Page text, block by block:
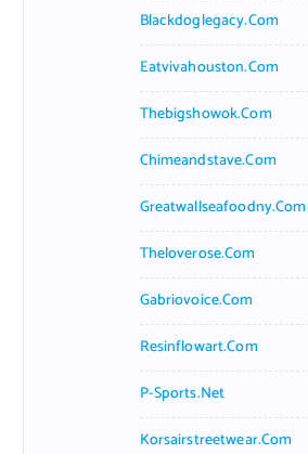
Blackdoglegacy.com
Eatvivahouston.com
Thebigshowok.com
Chimeandstave.com
Greatwallseafoodny.com
Theloverose.com
Gabriovoice.com
Resinflowart.com
P-Sports.net
Korsairstreetwear.com